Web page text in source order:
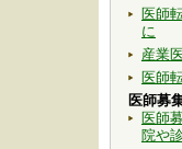
医師
に
産業
医師
医師募
医師
院や